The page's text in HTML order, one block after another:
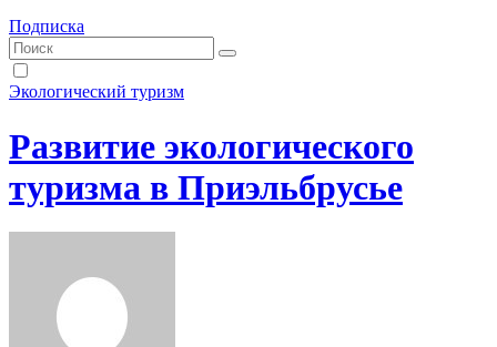
Подписка
Экологический туризм
Развитие экологического
туризма в Приэльбрусье